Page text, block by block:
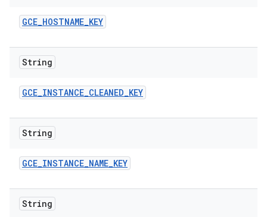
GCE_HOSTNAME_KEY
String
GCE_INSTANCE_CLEANED_KEY
String
GCE_INSTANCE_NAME_KEY
String